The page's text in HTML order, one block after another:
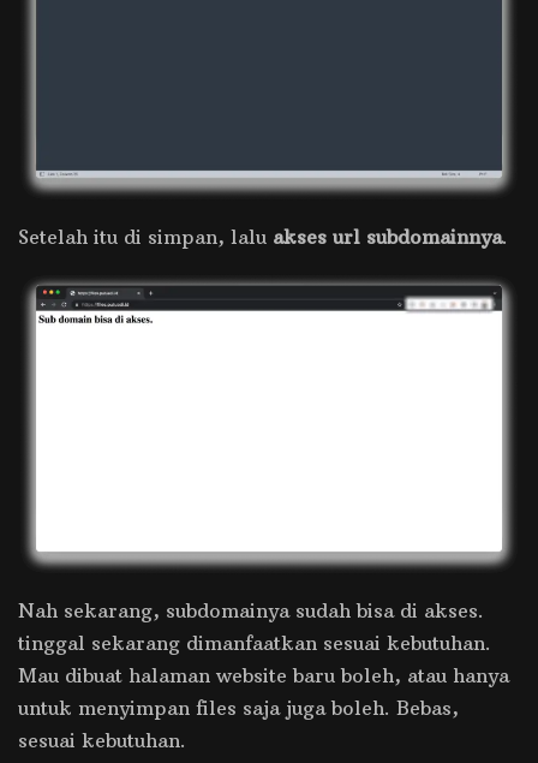
Setelah itu di simpan, lalu akses url subdomainnya.
Nah sekarang, subdomainya sudah bisa di akses.
tinggal sekarang dimanfaatkan sesuai kebutuhan.
Mau dibuat halaman website baru boleh, atau hanya
untuk menyimpan files saja juga boleh. Bebas,
sesuai kebutuhan.